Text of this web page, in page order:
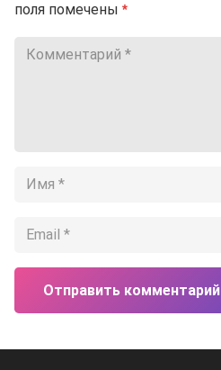
поля помечены *
Отправить комментарий